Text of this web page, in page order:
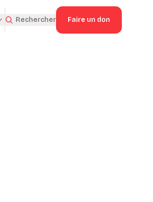
Rechercher Faire un don